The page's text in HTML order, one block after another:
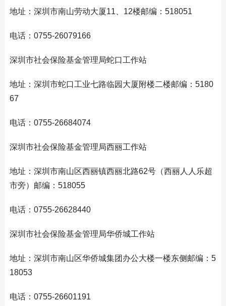
地址：深圳市南山劳动大厦11、12楼邮编：518051
电话：0755-26079166
深圳市社会保险基金管理局蛇口工作站
地址：深圳市蛇口工业七路临园大厦附楼二楼邮编：5180
67
电话：0755-26684074
深圳市社会保险基金管理局西丽工作站
地址：深圳市南山区西丽镇西丽北路62号（西丽人人乐超
市旁）邮编：518055
电话：0755-26628440
深圳市社会保险基金管理局华侨城工作站
地址：深圳市南山区华侨城集团办公大楼一楼东侧邮编：5
18053
电话：0755-26601191